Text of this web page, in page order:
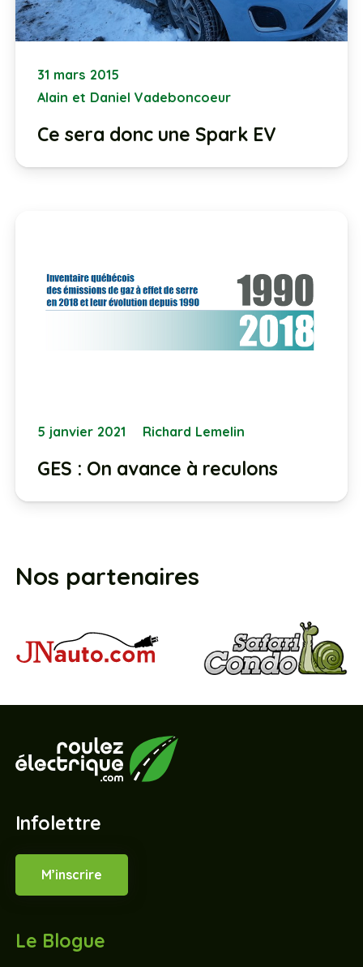
31 mars 2015
Alain et Daniel Vadeboncoeur
Ce sera donc une Spark EV
5 janvier 2021 Richard Lemelin
GES : On avance à reculons
Nos partenaires
Infolettre
M’inscrire
Le Blogue